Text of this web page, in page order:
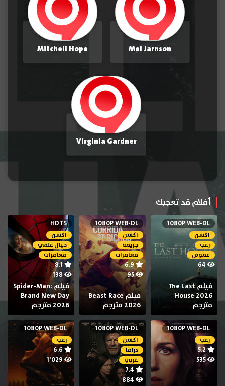
Mel Jarnson
Mitchell Hope
Virginia Gardner
أفلام قد تعجبك
1080P WEB-DL
اكشن
رعب
غموض
فيلم The Last
House 2026
مترجم
1080P WEB-DL
اكشن
جريمة
مغامرات
6.9
95
فيلم Beast Race
2026 مترجم
HDTS
اكشن
خيال علمي
مغامرات
8.1
138
فيلم Spider-Man:
Brand New Day
2026 مترجم
1080P WEB-DL
رعب
5.2
535
1080P WEB-DL
اكشن
دراما
غربي
7.4
884
1080P WEB-DL
رعب
1٬029